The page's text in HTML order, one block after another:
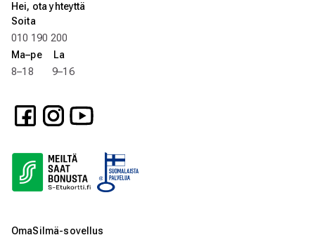
Hei, ota yhteyttä
Soita
010 190 200
Ma–pe La
8–18 9–16
OmaSilmä-sovellus